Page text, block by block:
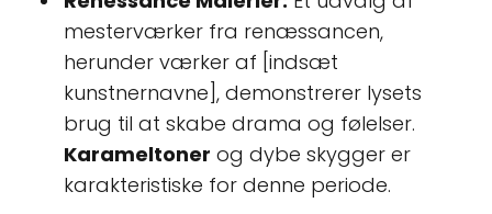
mesterværker fra renæssancen,
herunder værker af [indsæt
kunstnernavne], demonstrerer lysets
brug til at skabe drama og følelser.
Karameltoner og dybe skygger er
karakteristiske for denne periode.